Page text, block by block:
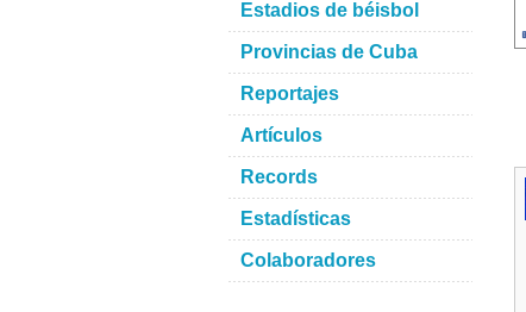
Estadios de béisbol
Provincias de Cuba
Reportajes
Artículos
Records
Estadísticas
Colaboradores